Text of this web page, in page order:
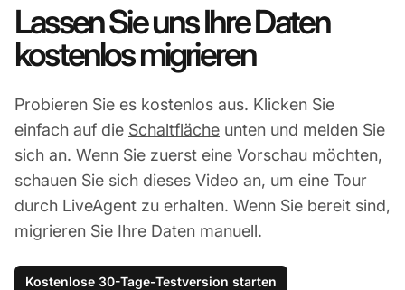
Lassen Sie uns Ihre Daten
kostenlos migrieren
Probieren Sie es kostenlos aus. Klicken Sie
einfach auf die Schaltfläche unten und melden Sie
sich an. Wenn Sie zuerst eine Vorschau möchten,
schauen Sie sich dieses Video an, um eine Tour
durch LiveAgent zu erhalten. Wenn Sie bereit sind,
migrieren Sie Ihre Daten manuell.
Kostenlose 30-Tage-Testversion starten